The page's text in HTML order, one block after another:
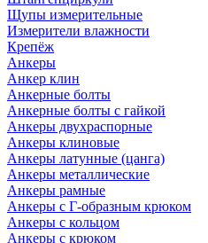
Щупы измерительные
Измерители влажности
Крепёж
Анкеры
Анкер клин
Анкерные болты
Анкерные болты с гайкой
Анкеры двухраспорные
Анкеры клиновые
Анкеры латунные (цанга)
Анкеры металлические
Анкеры рамные
Анкеры с Г-образным крюком
Анкеры с кольцом
Анкеры с крюком